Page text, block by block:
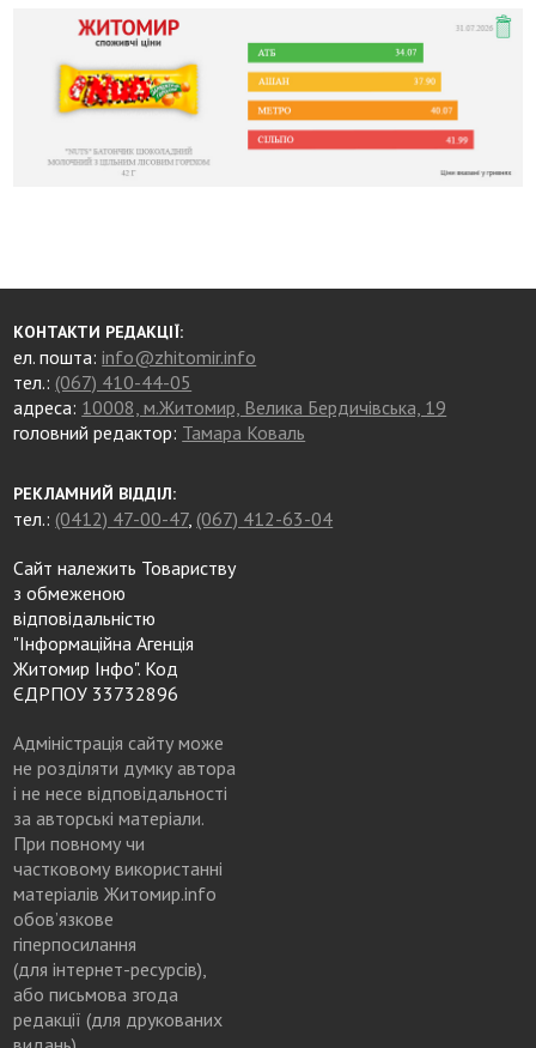
КОНТАКТИ РЕДАКЦІЇ:
ел. пошта:info@zhitomir.info
тел.: (067) 410-44-05
адреса: 10008, м.Житомир, Велика Бердичівська, 19
головний редактор: Тамара Коваль
РЕКЛАМНИЙ ВІДДІЛ:
тел.: (0412) 47-00-47, (067) 412-63-04
Сайт належить Товариству
з обмеженою
відповідальністю
"Інформаційна Агенція
Житомир Інфо". Код
ЄДРПОУ 33732896
Адміністрація сайту може
не розділяти думку автора
і не несе відповідальності
за авторські матеріали.
При повному чи
частковому використанні
матеріалів Житомир.info
обов’язкове
гіперпосилання
(для інтернет-ресурсів),
або письмова згода
редакції (для друкованих